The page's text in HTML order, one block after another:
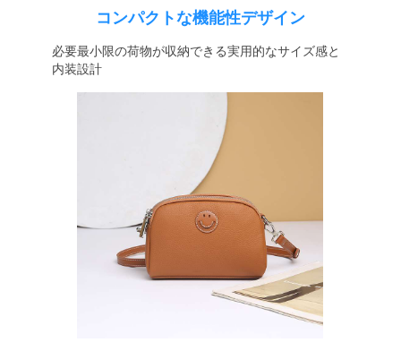
コンパクトな機能性デザイン
必要最小限の荷物が収納できる実用的なサイズ感と
内装設計